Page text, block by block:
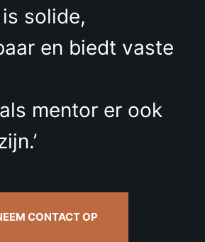
is solide,
en biedt vaste
mentor er ook
CONTACT OP